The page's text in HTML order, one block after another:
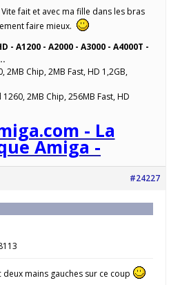
fait et avec ma fille dans les bras
faire mieux.
- A1200 - A2000 - A3000 - A4000T -
2MB Chip, 2MB Fast, HD 1,2GB,
2MB Chip, 256MB Fast, HD
- La
Amiga -
#24227
mains gauches sur ce coup